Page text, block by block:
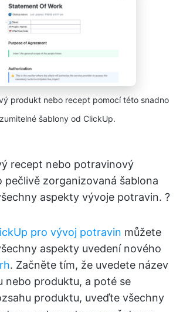
produkt nebo recept pomocí této snadno
šablony od ClickUp.
recept nebo potravinový
pečlivě zorganizovaná šablona
aspekty vývoje potravin. ?
pro vývoj potravin můžete
aspekty uvedení nového
. Začněte tím, že uvedete název
nebo produktu, a poté se
produktu, uveďte všechny